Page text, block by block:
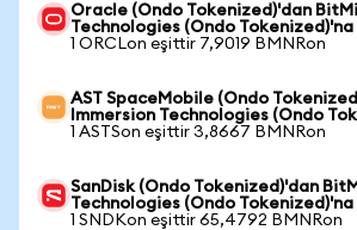
Oracle (Ondo Tokenized)'dan
Technologies (Ondo Tokenized)'na
1 ORCLon eşittir 7,9019 BMNRon
AST SpaceMobile (Ondo
Immersion Technologies (Ondo
1 ASTSon eşittir 3,8667 BMNRon
SanDisk (Ondo Tokenized)'dan
Technologies (Ondo Tokenized)'na
1 SNDKon eşittir 65,4792 BMNRon